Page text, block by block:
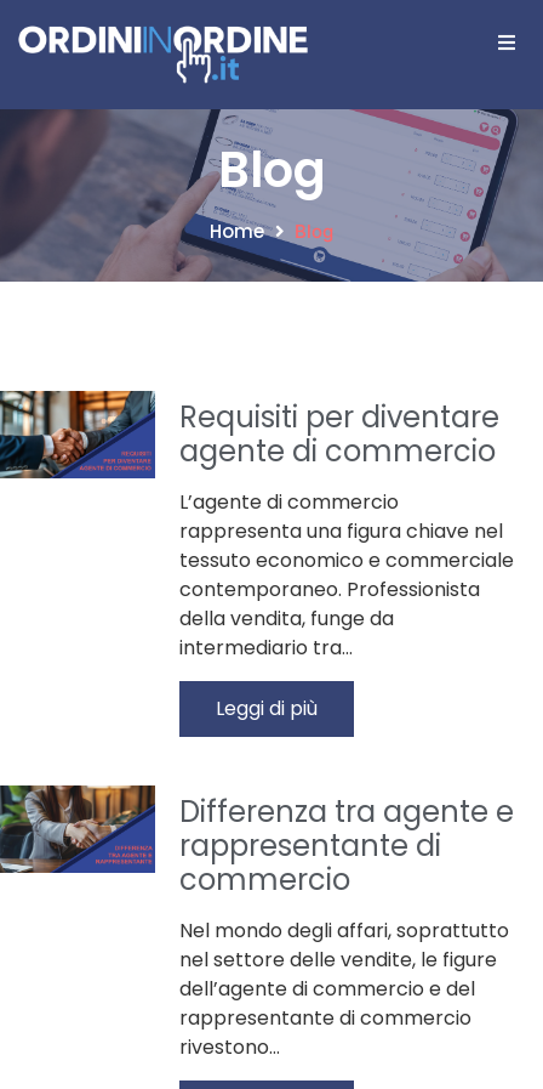
Blog
Home Blog
Requisiti per diventare
agente di commercio
L’agente di commercio
rappresenta una figura chiave nel
tessuto economico e commerciale
contemporaneo. Professionista
della vendita, funge da
intermediario tra…
Leggi di più
Differenza tra agente e
rappresentante di
commercio
Nel mondo degli affari, soprattutto
nel settore delle vendite, le figure
dell’agente di commercio e del
rappresentante di commercio
rivestono…